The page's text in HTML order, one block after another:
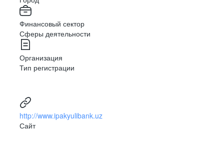
Финансовый сектор
Сферы деятельности
Организация
Тип регистрации
http://www.ipakyulibank.uz
Сайт